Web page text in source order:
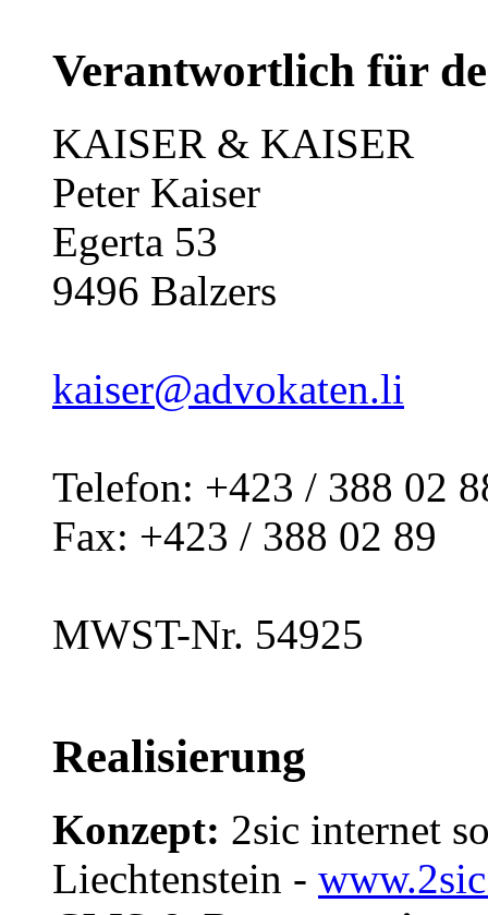
Verantwortlich für
KAISER & KAISER
Peter Kaiser
Egerta 53
9496 Balzers
kaiser@advokaten.li
Telefon: +423 / 388 02
Fax: +423 / 388 02 89
MWST-Nr. 54925
Realisierung
Konzept: 2sic internet
Liechtenstein -